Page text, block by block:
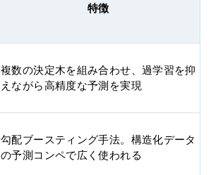
特徴
複数の決定木を組み合わせ、過学習を抑
えながら高精度な予測を実現
勾配ブースティング手法。構造化データ
の予測コンペで広く使われる